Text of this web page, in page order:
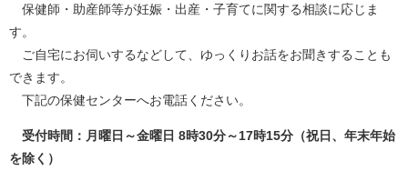
保健師・助産師等が妊娠・出産・子育てに関する相談に応じま
す。
ご自宅にお伺いするなどして、ゆっくりお話をお聞きすることも
できます。
下記の保健センターへお電話ください。
受付時間：月曜日～金曜日 8時30分～17時15分（祝日、年末年始
を除く）